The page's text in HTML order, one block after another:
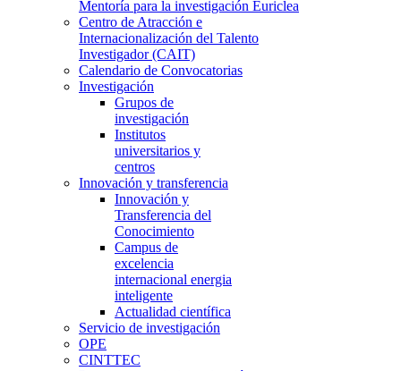
Mentoría para la investigación Euriclea
Centro de Atracción e
Internacionalización del Talento
Investigador (CAIT)
Calendario de Convocatorias
Investigación
Grupos de
investigación
Institutos
universitarios y
centros
Innovación y transferencia
Innovación y
Transferencia del
Conocimiento
Campus de
excelencia
internacional energia
inteligente
Actualidad científica
Servicio de investigación
OPE
CINTTEC